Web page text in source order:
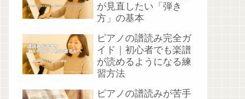
が見直したい「弾き
方」の基本
ピアノの譜読み完全ガ
イド｜初心者でも楽譜
が読めるようになる練
習方法
ピアノの譜読みが苦手